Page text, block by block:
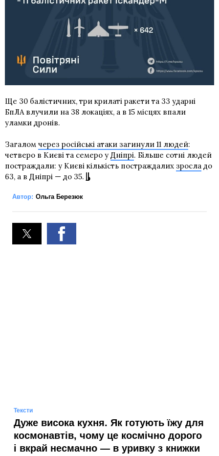
Ще 30 балістичних, три крилаті ракети та 33 ударні
БпЛА влучили на 38 локаціях, а в 15 місцях впали
уламки дронів.
Загалом через російські атаки загинули 11 людей:
четверо в Києві та семеро у Дніпрі. Більше сотні людей
постраждали: у Києві кількість постраждалих зросла до
63, а в Дніпрі — до 35.
Автор: Ольга Березюк